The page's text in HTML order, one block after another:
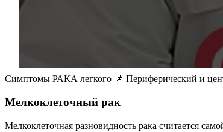
Симптомы РАКА легкого 📌 Периферический и
Мелкоклеточный рак
Мелкоклеточная разновидность рака считается